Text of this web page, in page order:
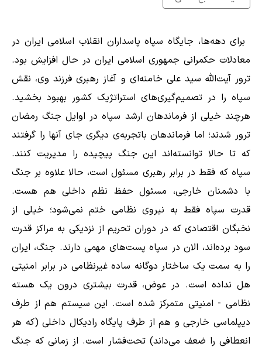
برای دهه‌ها، جایگاه سپاه پاسداران انقلاب اسلامی ایران در
معادلات حکمرانی جمهوری اسلامی ایران در حال افزایش بود.
ترور آیت‌الله سید علی خامنه‌ای و آغاز رهبری فرزند وی، نقش
سپاه را در تصمیم‌گیری‌های استراتژیک کشور بهبود بخشید.
هرچند خیلی از فرماندهان ارشد سپاه در اوایل جنگ رمضان
ترور شدند؛ اما فرماندهان باتجربه‌ی دیگری جای آنها را گرفتند
که تا حالا توانسته‌اند این جنگ پیچیده را مدیریت کنند.
سپاه که فقط در برابر رهبری مسئول است، حالا علاوه بر جنگ
با دشمنان خارجی، مسئول حفظ نظم داخلی هم هست.
قدرت سپاه فقط به نیروی نظامی ختم نمی‌شود؛ خیلی از
نخبگان اقتصادی که در دوران تحریم از نزدیکی به مراکز قدرت
سود برده‌اند، الان در سپاه پست‌های مهمی دارند. جنگ، ایران
را به سمت یک ساختار دوگانه ساده غیرنظامی در برابر امنیتی
هل نداده است. در عوض، قدرت بیشتری درون یک هسته
نظامی - امنیتی متمرکز شده است. این سیستم هم از طرف
دیپلماسی خارجی و هم از طرف پایگاه رادیکال داخلی (که هر
انعطافی را ضعف می‌داند) تحت‌فشار است. از زمانی که جنگ